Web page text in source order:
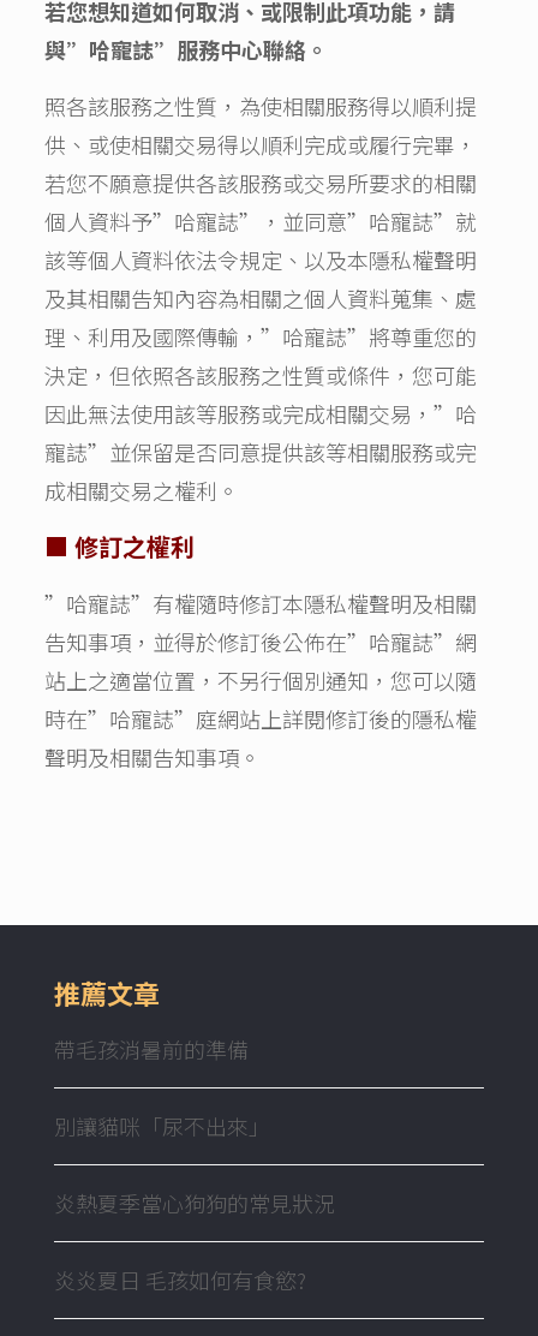
若您想知道如何取消、或限制此項功能，請
與”哈寵誌”服務中心聯絡。
照各該服務之性質，為使相關服務得以順利提
供、或使相關交易得以順利完成或履行完畢，
若您不願意提供各該服務或交易所要求的相關
個人資料予”哈寵誌”，並同意”哈寵誌”就
該等個人資料依法令規定、以及本隱私權聲明
及其相關告知內容為相關之個人資料蒐集、處
理、利用及國際傳輸，”哈寵誌”將尊重您的
決定，但依照各該服務之性質或條件，您可能
因此無法使用該等服務或完成相關交易，”哈
寵誌”並保留是否同意提供該等相關服務或完
成相關交易之權利。
■ 修訂之權利
”哈寵誌”有權隨時修訂本隱私權聲明及相關
告知事項，並得於修訂後公佈在”哈寵誌”網
站上之適當位置，不另行個別通知，您可以隨
時在”哈寵誌”庭網站上詳閱修訂後的隱私權
聲明及相關告知事項。
推薦文章
帶毛孩消暑前的準備
別讓貓咪「尿不出來」
炎熱夏季當心狗狗的常見狀況
炎炎夏日 毛孩如何有食慾?